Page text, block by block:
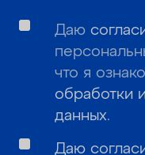
Даю
что я
обработки
данных.
Даю